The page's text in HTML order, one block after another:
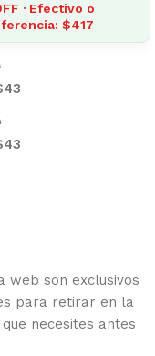
· Efectivo o
$417
web son exclusivos
para retirar en la
necesites antes